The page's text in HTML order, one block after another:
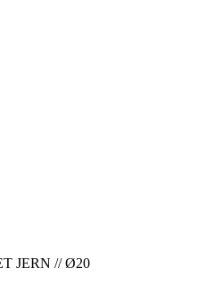
JERN // Ø20